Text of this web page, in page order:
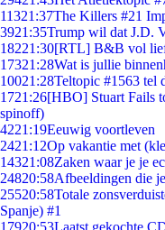
11321:37The Killers #21
3921:35Trump wil dat J.D.
18221:30[RTL] B&B vol
17321:28Wat is jullie
10021:28Teltopic #1563 tel
1721:26[HBO] Stuart Fails
spinoff)
4221:19Eeuwig voortleven
2421:12Op vakantie met
14321:08Zaken waar je je
24820:58Afbeeldingen die
25520:58Totale
Spanje) #1
17920:53Laatst gekochte